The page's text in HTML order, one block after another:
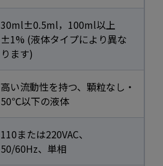
30ml±0.5ml，100ml以上
±1% (液体タイプにより異な
ります)
高い流動性を持つ、顆粒なし・
50℃以下の液体
110または220VAC、
50/60Hz、単相